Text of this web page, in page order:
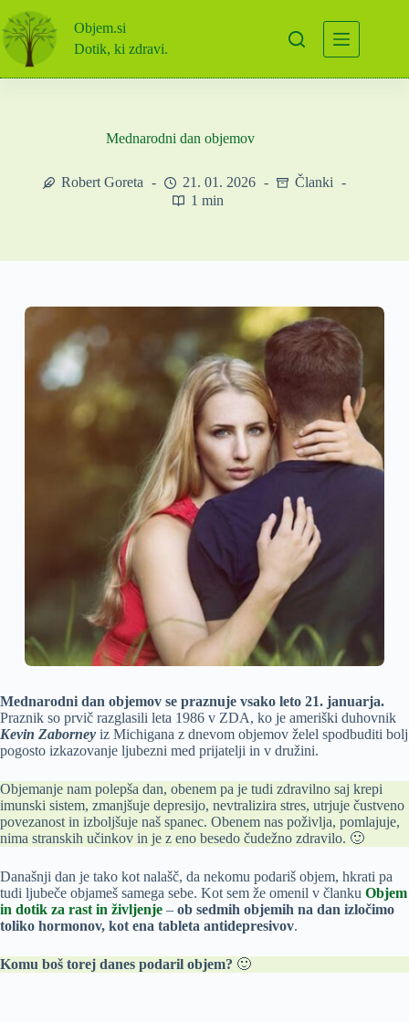
to
content
Objem.si
Dotik, ki zdravi.
Mednarodni dan objemov
Robert Goreta 21. 01. 2026
Članki
1 min
Mednarodni dan objemov se praznuje vsako leto 21. januarja.
Praznik so prvič razglasili leta 1986 v ZDA, ko je ameriški duhovnik
Kevin Zaborney iz Michigana z dnevom objemov želel spodbuditi bolj
pogosto izkazovanje ljubezni med prijatelji in v družini.
Objemanje nam polepša dan, obenem pa je tudi zdravilno saj krepi
imunski sistem, zmanjšuje depresijo, nevtralizira stres, utrjuje čustveno
povezanost in izboljšuje naš spanec. Obenem nas poživlja, pomlajuje,
nima stranskih učinkov in je z eno besedo čudežno zdravilo. 🙂
Današnji dan je tako kot nalašč, da nekomu podariš objem, hkrati pa
tudi ljubeče objameš samega sebe. Kot sem že omenil v članku Objem
in dotik za rast in življenje – ob sedmih objemih na dan izločimo
toliko hormonov, kot ena tableta antidepresivov.
Komu boš torej danes podaril objem? 🙂